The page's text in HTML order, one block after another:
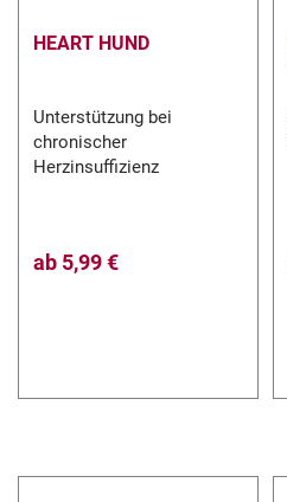
HEART HUND
Unterstützung bei
chronischer
Herzinsuffizienz
ab 5,99 €